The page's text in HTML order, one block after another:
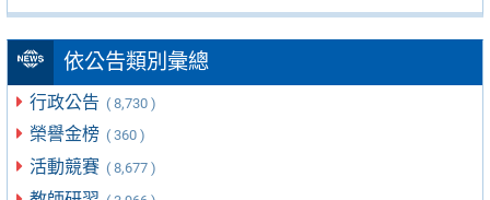
依公告類別彙總
行政公告 ( 8,730 )
榮譽金榜 ( 360 )
活動競賽 ( 8,677 )